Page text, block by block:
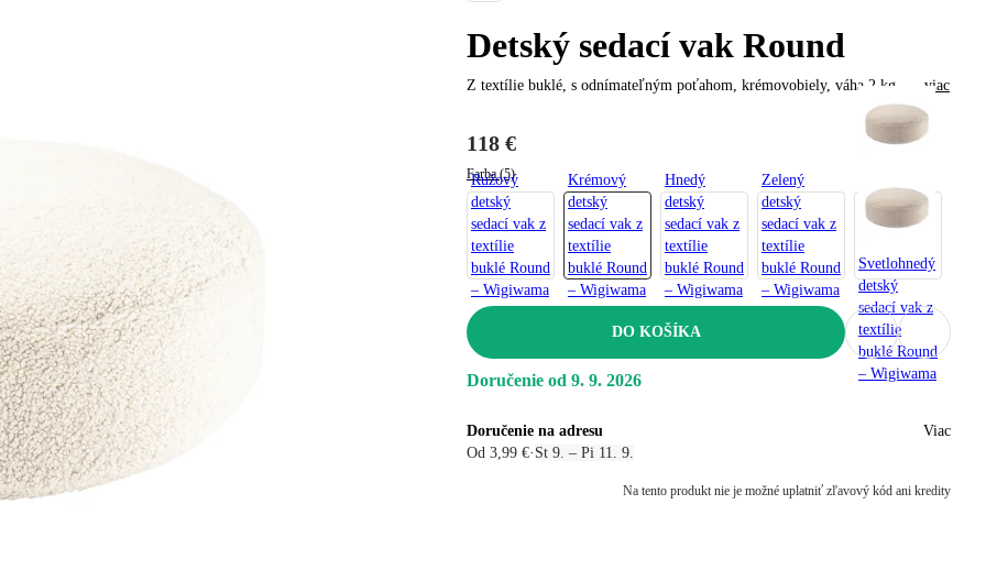
Detský sedací vak Round
Z textílie buklé, s odnímateľným poťahom, krémovobiely, váha 2 kg viac
118 €
Farba (5)
Ružový
detský
sedací vak z
textílie
buklé Round
– Wigiwama
Krémový
detský
sedací vak z
textílie
buklé Round
– Wigiwama
Hnedý
detský
sedací vak z
textílie
buklé Round
– Wigiwama
Zelený
detský
sedací vak z
textílie
buklé Round
– Wigiwama
Svetlohnedý
detský
sedací vak z
textílie
buklé Round
– Wigiwama
DO KOŠÍKA
Doručenie od 9. 9. 2026
Doručenie na adresu
Od 3,99 €· St 9. – Pi 11. 9.
Viac
Na tento produkt nie je možné uplatniť zľavový kód ani kredity